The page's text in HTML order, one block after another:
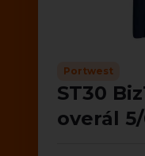
Portwest
ST30
overál